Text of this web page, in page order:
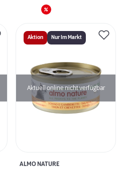
Aktion Nur Im Markt
Aktuell online nicht verfügbar
ALMO NATURE